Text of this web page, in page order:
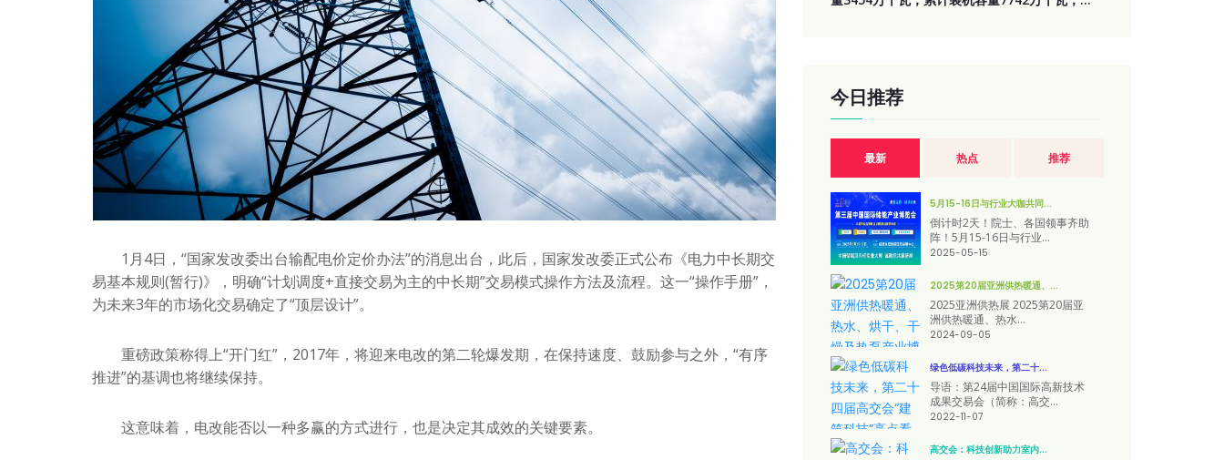
1月4日，“国家发改委出台输配电价定价办法”的消息出台，此后，国家发改委正式公布《电力中长期交
易基本规则(暂行)》，明确“计划调度+直接交易为主的中长期”交易模式操作方法及流程。这一“操作手册”，
为未来3年的市场化交易确定了“顶层设计”。
重磅政策称得上“开门红”，2017年，将迎来电改的第二轮爆发期，在保持速度、鼓励参与之外，“有序
推进”的基调也将继续保持。
这意味着，电改能否以一种多赢的方式进行，也是决定其成效的关键要素。
今日推荐
最新 热点 推荐
5月15-16日与行业大咖共同...
倒计时2天！院士、各国领事齐助
阵！5月15-16日与行业...
2025-05-15
2025第20届亚洲供热暖通、...
2025亚洲供热展 2025第20届亚
洲供热暖通、热水...
2024-09-05
绿色低碳科技未来，第二十...
导语：第24届中国国际高新技术
成果交易会（简称：高交...
2022-11-07
高交会：科技创新助力室内...